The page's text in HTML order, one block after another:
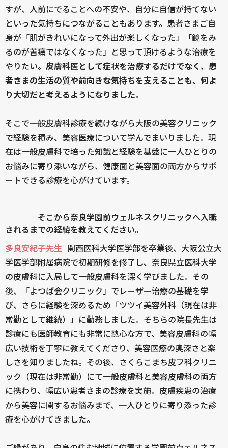
すが、人前にでることへの不安や、自分に自信が持てない
といった気持ちにつながることもあります。患者さまご自
身が「肌がきれいになって外出が楽しくなった」「鏡をみ
るのが苦痛ではなくなった」と思って頂けるような治療を
やりたい。 皮膚科医として症状を治療するだけでなく、患
者さまの生活の質や前向きな気持ちを支えることも、何よ
り大切だと考えるようになりました。
そこで一般皮膚科診療を続けながら大阪の美容クリニック
で経験を積み、美容医療について学んでまいりました。現
在は一般皮膚科で培った知識と経験を基盤に一人ひとりの
お悩みに寄り添いながら、健康面と美容面の両方からサポ
ートできる診療を心がけています。
＿＿＿＿そこから奈良学園前ウェルネスクリニックへ入職
されるまでの経緯を教えてください。
多良安紀子先生
関西医科大学医学部を卒業後、大阪公立大
学医学部附属病院で初期研修を修了し、奈良県立医科大学
の皮膚科に入局して一般皮膚科を深く学びました。その
後、「よつば会クリニック」でレーザー治療の基礎を学
び、さらに経験を深めるため「ツツイ美容外科（現在は非
常勤として継続）」に勤務しました。そちらの院長先生は
診療にも医師教育にも非常に熱心な方で、美容皮膚科の幅
広い技術を丁寧に教えてくださり、美容医療の奥深さと楽
しさを知りましたね。その後、さくらこまち皮フ科クリニ
ック（現在は非常勤）にて一般皮膚科と美容皮膚科の両方
に携わり、幅広い患者さまの診療を実施。皮膚疾患の治療
から美容に関するお悩みまで、一人ひとりに寄り添った診
療を心がけてきました。